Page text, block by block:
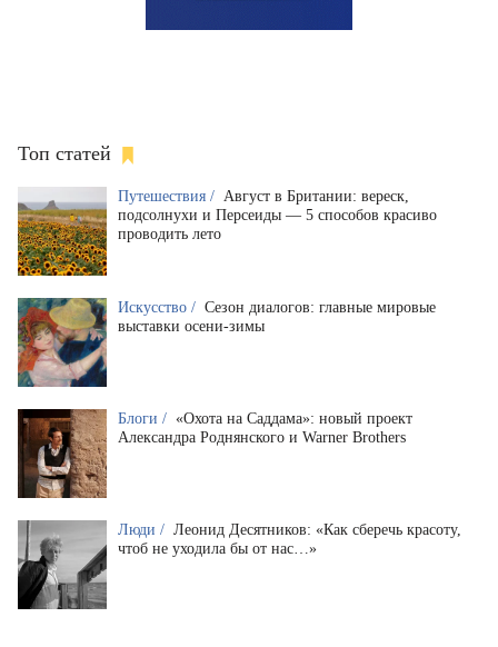
Топ статей
Путешествия / Август в Британии: вереск,
подсолнухи и Персеиды — 5 способов красиво
проводить лето
Искусство / Сезон диалогов: главные мировые
выставки осени-зимы
Блоги / «Охота на Саддама»: новый проект
Александра Роднянского и Warner Brothers
Люди / Леонид Десятников: «Как сберечь красоту,
чтоб не уходила бы от нас…»